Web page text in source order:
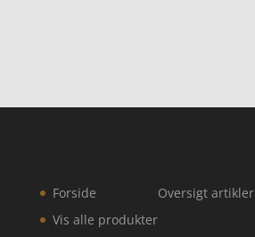
Forside
Vis alle produkter
Oversigt artikler